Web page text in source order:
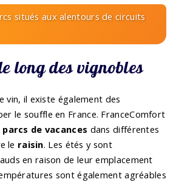
situés aux alentours de circuits
long des vignobles
vin, il existe également des
le souffle en France. FranceComfort
parcs de vacances dans différentes
le raisin. Les étés y sont
en raison de leur emplacement
sont également agréables